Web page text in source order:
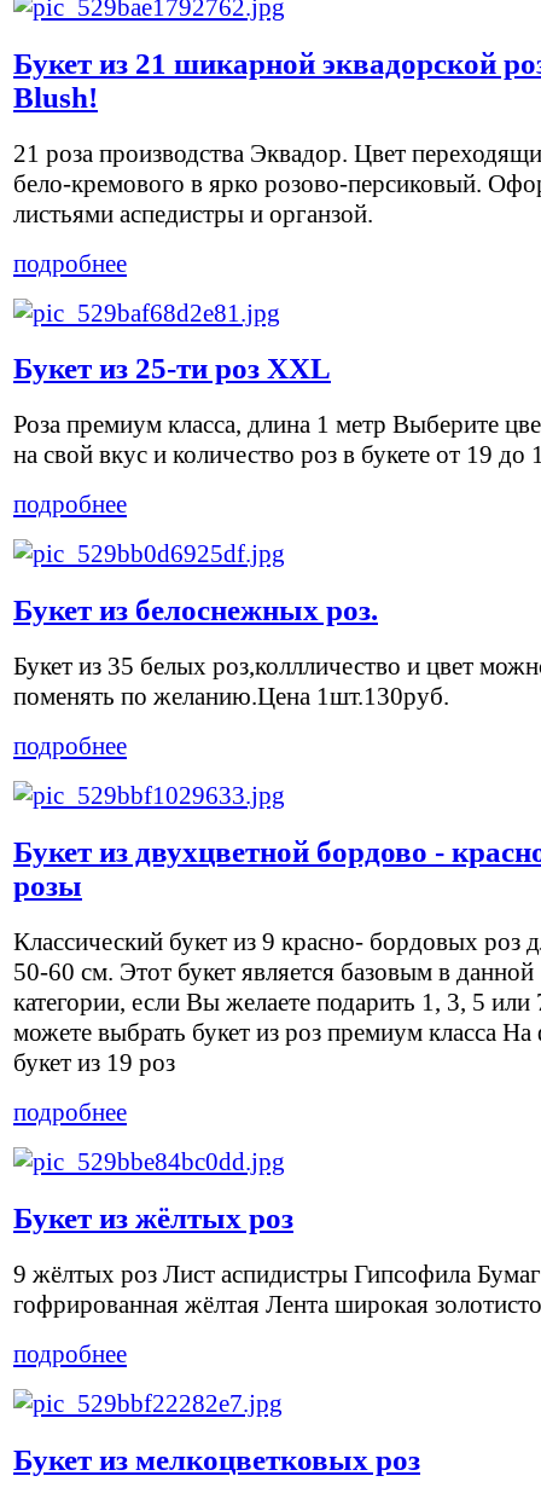
Букет из 21 шикарной эквадорской
Blush!
21 роза производства Эквадор. Цвет
бело-кремового в ярко розово-персиковый.
листьями аспедистры и органзой.
подробнее
Букет из 25-ти роз XXL
Роза премиум класса, длина 1 метр Выберите
на свой вкус и количество роз в букете от 19 до
подробнее
Букет из белоснежных роз.
Букет из 35 белых роз,коллличество и цвет
поменять по желанию.Цена 1шт.130руб.
подробнее
Букет из двухцветной бордово -
розы
Классический букет из 9 красно- бордовых роз
50-60 см. Этот букет является базовым в данной
категории, если Вы желаете подарить 1, 3, 5 или
можете выбрать букет из роз премиум класса
букет из 19 роз
подробнее
Букет из жёлтых роз
9 жёлтых роз Лист аспидистры Гипсофила
гофрированная жёлтая Лента широкая
подробнее
Букет из мелкоцветковых роз